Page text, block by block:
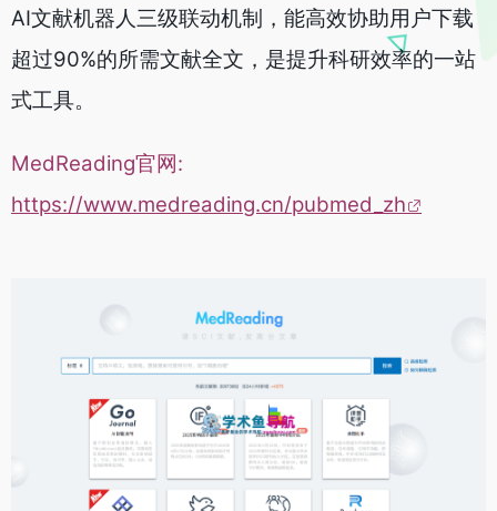
AI文献机器人三级联动机制，能高效协助用户下载
超过90%的所需文献全文，是提升科研效率的一站
式工具。
MedReading官网:
https://www.medreading.cn/pubmed_zh